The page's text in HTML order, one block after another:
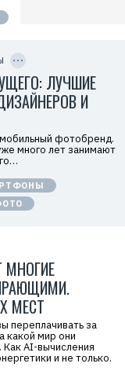
МНОГИЕ
МЕСТ
переплачивать за
какой мир они
AI-вычисления
и не только.
О
О
О
«
х
к
м
п
а
н
а
в
э
й
»
Н
Н
:
7
I
ЛУЧШИЕ
И
фотобренд.
много лет занимают